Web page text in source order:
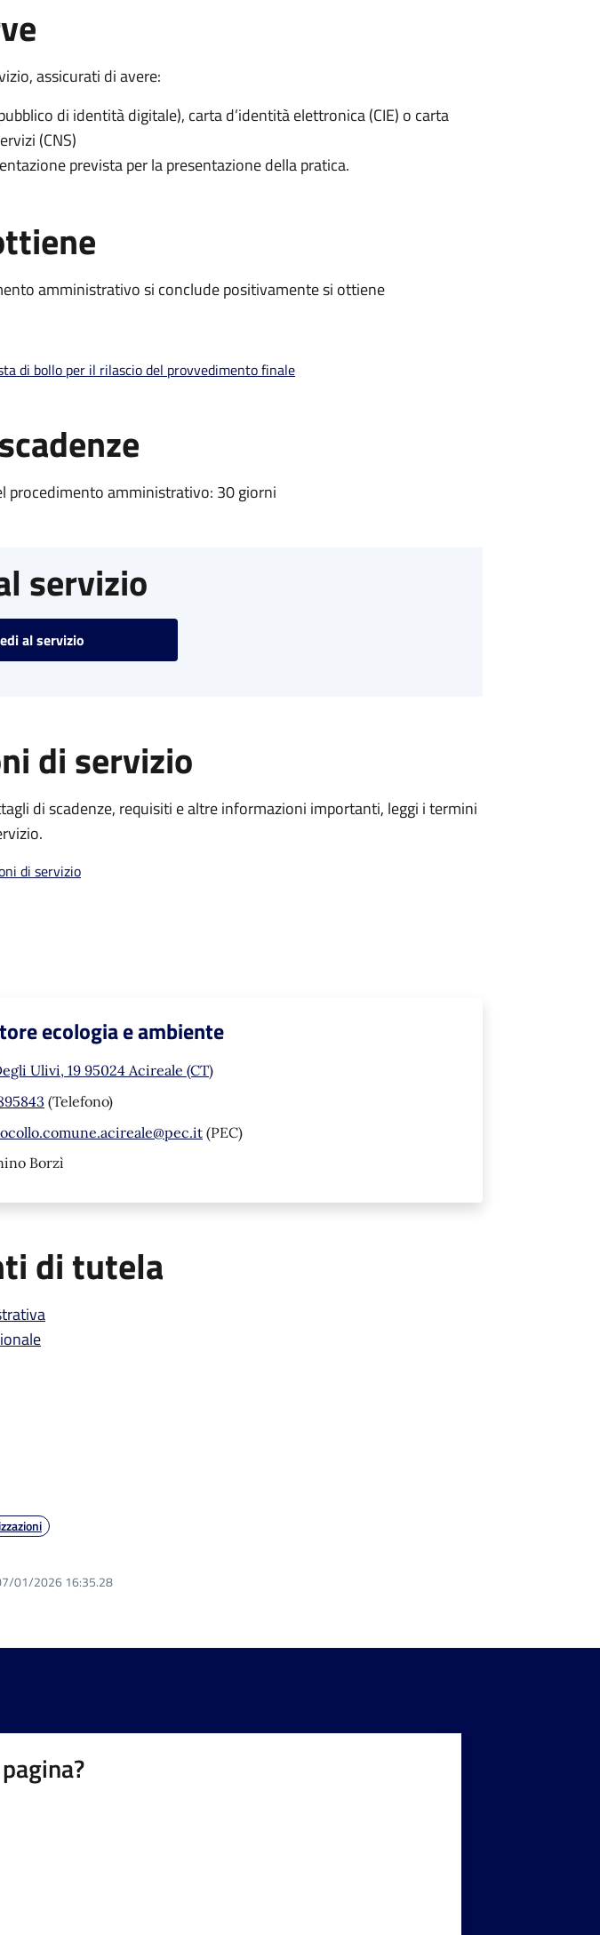
assicurati di avere:
di identità digitale), carta d’identità elettronica (CIE) o carta
(CNS)
prevista per la presentazione della pratica.
amministrativo si conclude positivamente si ottiene
di bollo per il rilascio del provvedimento finale
procedimento amministrativo: 30 giorni
servizio
al servizio
di servizio
di scadenze, requisiti e altre informazioni importanti, leggi i termini
di servizio
ecologia e ambiente
Ulivi, 19 95024 Acireale (CT)
(Telefono)
(PEC)
Borzì
di tutela
01/2026 16:35.28